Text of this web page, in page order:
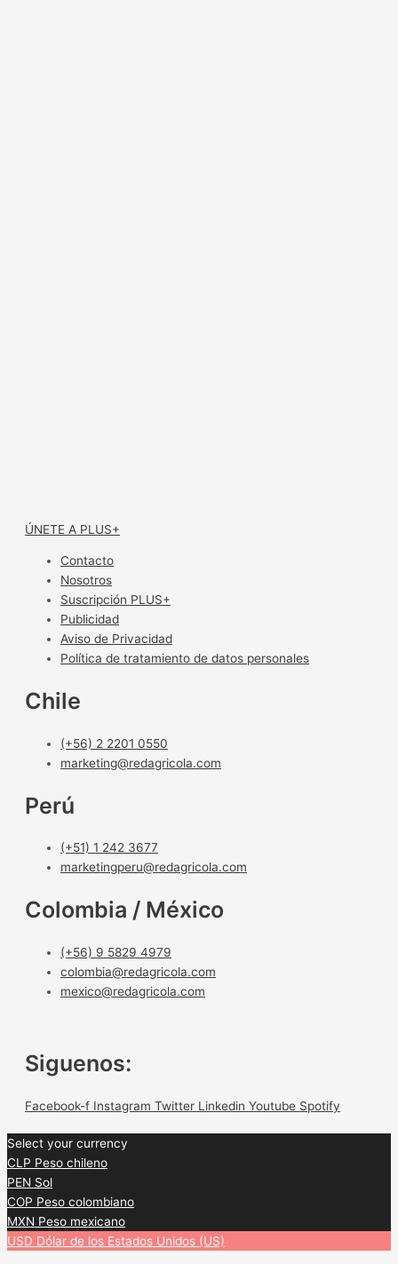
ÚNETE A PLUS+
Contacto
Nosotros
Suscripción PLUS+
Publicidad
Aviso de Privacidad
Política de tratamiento de datos personales
Chile
(+56) 2 2201 0550
marketing@redagricola.com
Perú
(+51) 1 242 3677
marketingperu@redagricola.com
Colombia / México
(+56) 9 5829 4979
colombia@redagricola.com
mexico@redagricola.com
Siguenos:
Facebook-f Instagram Twitter Linkedin Youtube Spotify
Select your currency
CLP Peso chileno
PEN Sol
COP Peso colombiano
MXN Peso mexicano
USD Dólar de los Estados Unidos (US)